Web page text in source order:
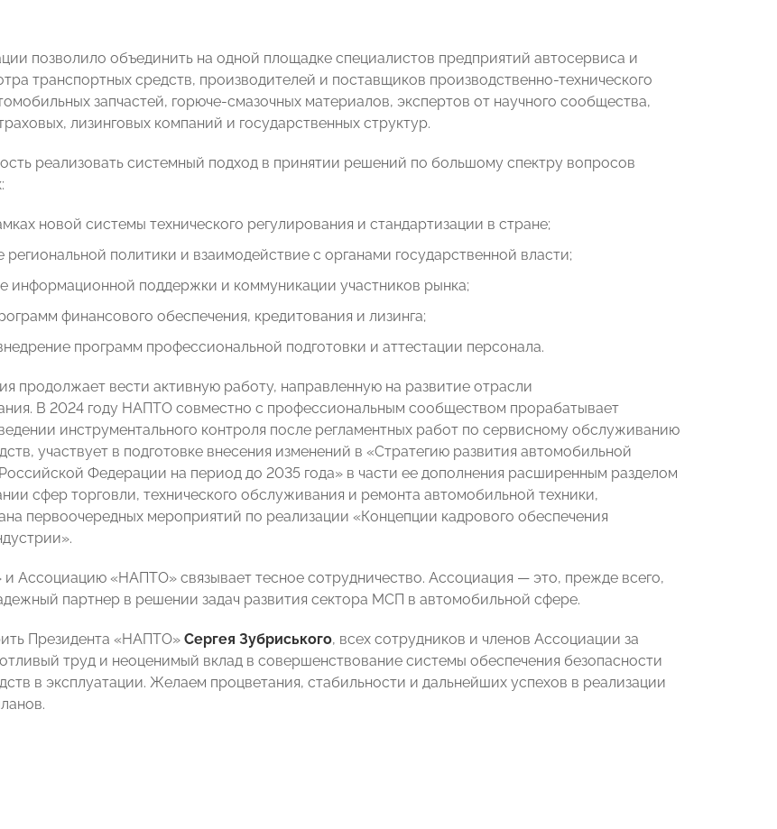
позволило объединить на одной площадке специалистов предприятий автосервиса и
транспортных средств, производителей и поставщиков производственно-технического
запчастей, горюче-смазочных материалов, экспертов от научного сообщества,
лизинговых компаний и государственных структур.
реализовать системный подход в принятии решений по большому спектру вопросов
новой системы технического регулирования и стандартизации в стране;
политики и взаимодействие с органами государственной власти;
информационной поддержки и коммуникации участников рынка;
финансового обеспечения, кредитования и лизинга;
программ профессиональной подготовки и аттестации персонала.
продолжает вести активную работу, направленную на развитие отрасли
В 2024 году НАПТО совместно с профессиональным сообществом прорабатывает
инструментального контроля после регламентных работ по сервисному обслуживанию
участвует в подготовке внесения изменений в «Стратегию развития автомобильной
Федерации на период до 2035 года» в части ее дополнения расширенным разделом
сфер торговли, технического обслуживания и ремонта автомобильной техники,
первоочередных мероприятий по реализации «Концепции кадрового обеспечения
«НАПТО» связывает тесное сотрудничество. Ассоциация — это, прежде всего,
партнер в решении задач развития сектора МСП в автомобильной сфере.
Президента «НАПТО» Сергея Зубриського, всех сотрудников и членов Ассоциации за
труд и неоценимый вклад в совершенствование системы обеспечения безопасности
в эксплуатации. Желаем процветания, стабильности и дальнейших успехов в реализации